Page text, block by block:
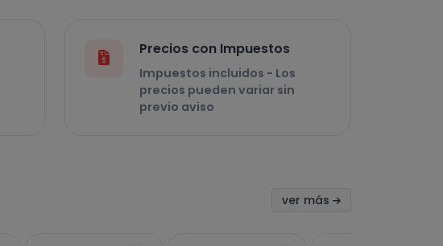
Precios con Impuestos
Impuestos incluidos - Los
precios pueden variar sin
previo aviso
ver más